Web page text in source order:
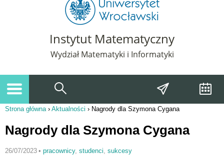
Instytut Matematyczny
Wydział Matematyki i Informatyki
Strona główna› Aktualności › Nagrody dla Szymona Cygana
Nagrody dla Szymona Cygana
26/07/2023 • pracownicy, studenci, sukcesy